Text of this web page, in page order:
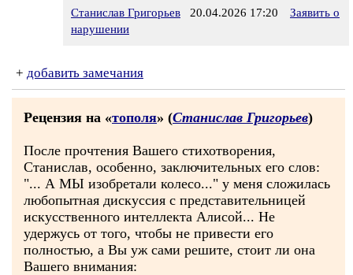
Станислав Григорьев 20.04.2026 17:20
Заявить о
нарушении
+ добавить замечания
Рецензия на «тополя» (Станислав Григорьев)
После прочтения Вашего стихотворения,
Станислав, особенно, заключительных его слов:
"... А МЫ изобретали колесо..." у меня сложилась
любопытная дискуссия с представительницей
искусственного интеллекта Алисой... Не
удержусь от того, чтобы не привести его
полностью, а Вы уж сами решите, стоит ли она
Вашего внимания: